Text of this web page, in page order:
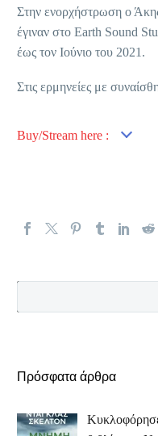
Στην ενορχήστρωση ο
έγιναν στο Earth Sound
έως τον Ιούνιο του 2021.
Στις ερμηνείες με
Buy/Stream here :
Πρόσφατα άρθρα